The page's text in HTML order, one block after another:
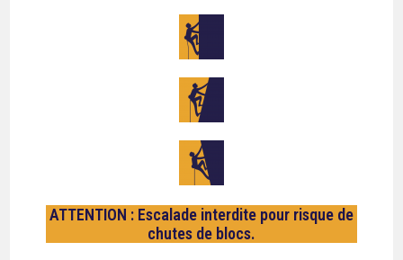
ATTENTION : Escalade interdite pour risque de
chutes de blocs.